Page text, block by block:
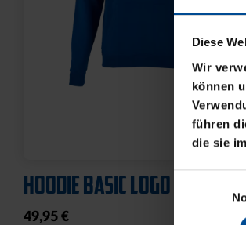
Diese
Wir
können
führen
die sie
HOODIE BASIC LOGO KLEIN
49,95 €